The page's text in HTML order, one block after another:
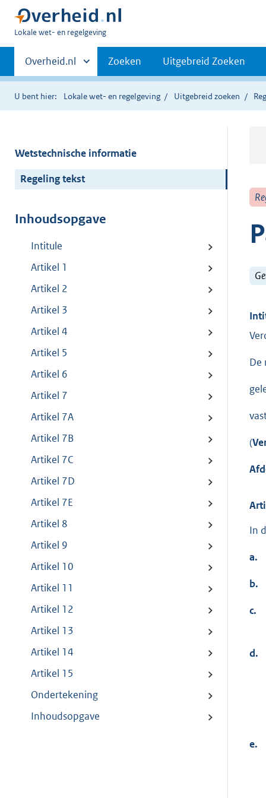
U
hier:
Lokale wet- en regelgeving
Primaire
navigatie
Andere
sites
binnen
Overheid.nl Zoeken Uitgebreid Zoeken
U bent hier: Lokale wet- en regelgeving Uitgebreid zoeken
Wetstechnische informatie
Regeling tekst
Inhoudsopgave
Intitule
Artikel 1
Artikel 2
Artikel 3
Artikel 4
Artikel 5
Artikel 6
Artikel 7
Artikel 7A
Artikel 7B
Artikel 7C
Artikel 7D
Artikel 7E
Artikel 8
Artikel 9
Artikel 10
Artikel 11
Artikel 12
Artikel 13
Artikel 14
Artikel 15
Ondertekening
Inhoudsopgave
De
(
In
a.
b.
c.
d.
e.